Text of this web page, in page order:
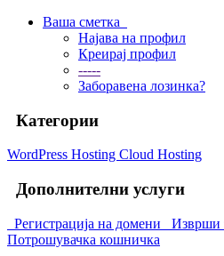
Ваша сметка
Најава на профил
Креирај профил
-----
Заборавена лозинка?
Категории
WordPress Hosting Cloud Hosting
Дополнителни услуги
Регистрација на домени
Изврши
Потрошувачка кошничка